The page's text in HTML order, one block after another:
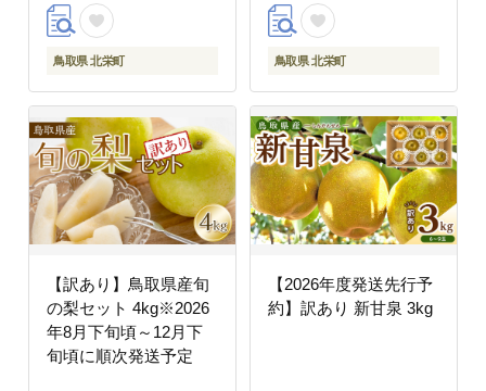
鳥取県 北栄町 鳥取県 北栄町
【訳あり】鳥取県産旬
の梨セット 4kg※2026
年8月下旬頃～12月下
旬頃に順次発送予定
【2026年度発送先行予
約】訳あり 新甘泉 3kg